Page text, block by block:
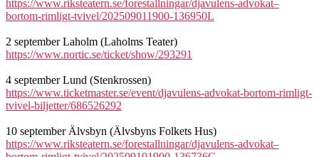
https://www.riksteatern.se/forestallningar/djavulens-advokat–
bortom-rimligt-tvivel/202509011900-136950L
2 september Laholm (Laholms Teater)
https://www.nortic.se/ticket/show/293291
4 september Lund (Stenkrossen)
https://www.ticketmaster.se/event/djavulens-advokat-bortom-rimligt-
tvivel-biljetter/686526292
10 september Älvsbyn (Älvsbyns Folkets Hus)
https://www.riksteatern.se/forestallningar/djavulens-advokat–